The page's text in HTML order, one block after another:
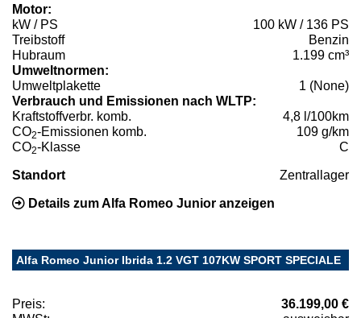
Motor:
kW / PS
100 kW / 136 PS
Treibstoff
Benzin
Hubraum
1.199 cm³
Umweltnormen:
Umweltplakette
1 (None)
Verbrauch und Emissionen nach WLTP:
Kraftstoffverbr. komb.
4,8 l/100km
CO2-Emissionen komb.
109 g/km
CO2-Klasse C
Standort Zentrallager
Details zum Alfa Romeo Junior anzeigen
Alfa Romeo Junior Ibrida 1.2 VGT 107KW SPORT SPECIALE
Preis:
36.199,00 €